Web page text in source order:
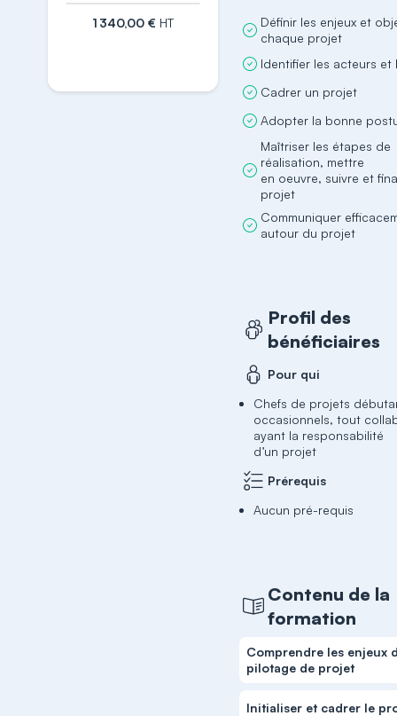
1 340,00 € HT
Définir les enjeux et
chaque projet
Identifier les acteurs et
Cadrer un projet
Adopter la bonne
Maîtriser les étapes de
réalisation, mettre
en oeuvre, suivre et
projet
Communiquer
autour du projet
Profil des
bénéficiaires
Pour qui
Chefs de projets
occasionnels, tout
ayant la responsabilité
d’un projet
Prérequis
Aucun pré-requis
Contenu de la
formation
Comprendre les enjeux
pilotage de projet
Initialiser et cadrer le